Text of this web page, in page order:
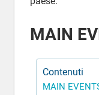
MAIN
Contenuti
MAIN